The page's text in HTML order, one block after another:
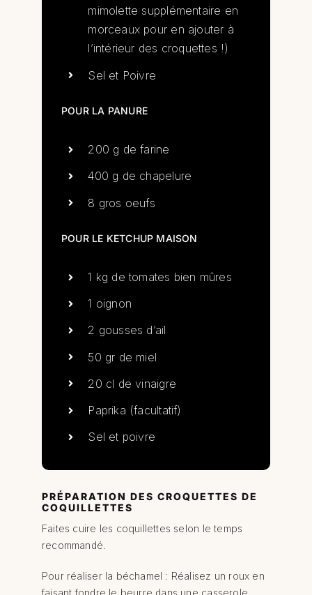
mimolette supplémentaire en
morceaux pour en ajouter à
l’intérieur des croquettes !)
Sel et Poivre
POUR LA PANURE
200 g de farine
400 g de chapelure
8 gros oeufs
POUR LE KETCHUP MAISON
1 kg de tomates bien mûres
1 oignon
2 gousses d’ail
50 gr de miel
20 cl de vinaigre
Paprika (facultatif)
Sel et poivre
PRÉPARATION DES CROQUETTES DE
COQUILLETTES
Faites cuire les coquillettes selon le temps
recommandé.
Pour réaliser la béchamel : Réalisez un roux en
faisant fondre le beurre dans une casserole,